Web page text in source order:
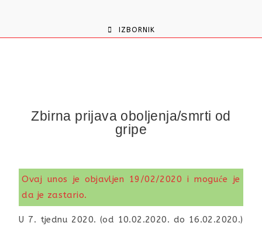
IZBORNIK
Zbirna prijava oboljenja/smrti od
gripe
Ovaj unos je objavljen 19/02/2020 i moguće je
da je zastario.
U 7. tjednu 2020. (od 10.02.2020. do 16.02.2020.)